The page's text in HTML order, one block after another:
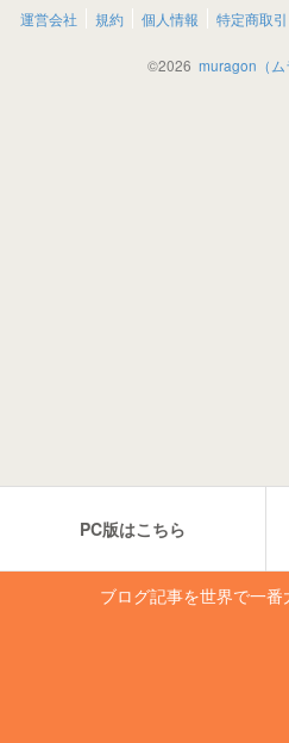
運営会社 規約 個人情報 特定商取引
©2026 muragon（ム
PC版はこちら
ブログ記事を世界で一